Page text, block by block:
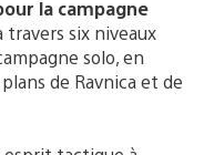
la campagne
travers six niveaux
solo, en
de Ravnica et de